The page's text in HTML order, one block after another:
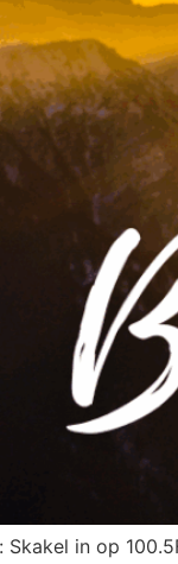
Skakel in op